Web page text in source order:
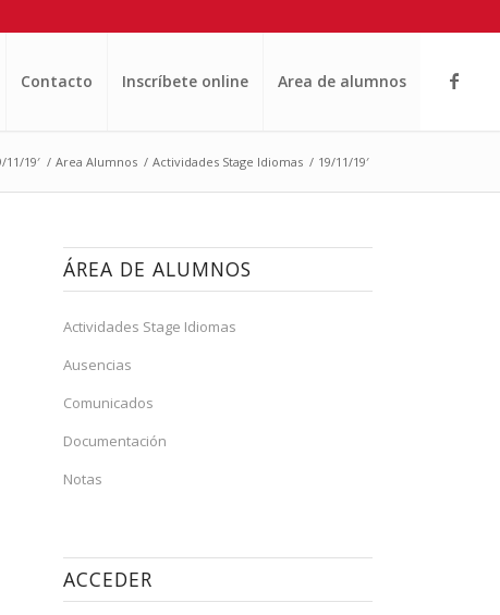
Contacto Inscríbete online Area de alumnos
11/19′ / Area Alumnos / Actividades Stage Idiomas / 19/11/19′
ÁREA DE ALUMNOS
Actividades Stage Idiomas
Ausencias
Comunicados
Documentación
Notas
ACCEDER